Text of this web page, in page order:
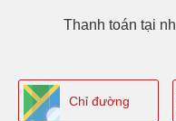
Thanh toán tại
Chỉ đường